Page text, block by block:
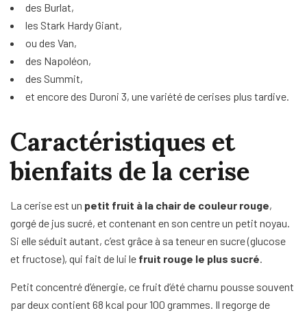
des Burlat,
les Stark Hardy Giant,
ou des Van,
des Napoléon,
des Summit,
et encore des Duroni 3, une variété de cerises plus tardive.
Caractéristiques et
bienfaits de la cerise
La cerise est un petit fruit à la chair de couleur rouge,
gorgé de jus sucré, et contenant en son centre un petit noyau.
Si elle séduit autant, c’est grâce à sa teneur en sucre (glucose
et fructose), qui fait de lui le fruit rouge le plus sucré.
Petit concentré d’énergie, ce fruit d’été charnu pousse souvent
par deux contient 68 kcal pour 100 grammes. Il regorge de